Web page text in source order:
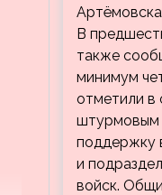
В
также
минимум
отметили в
штурмовым
поддержку
и
войск.